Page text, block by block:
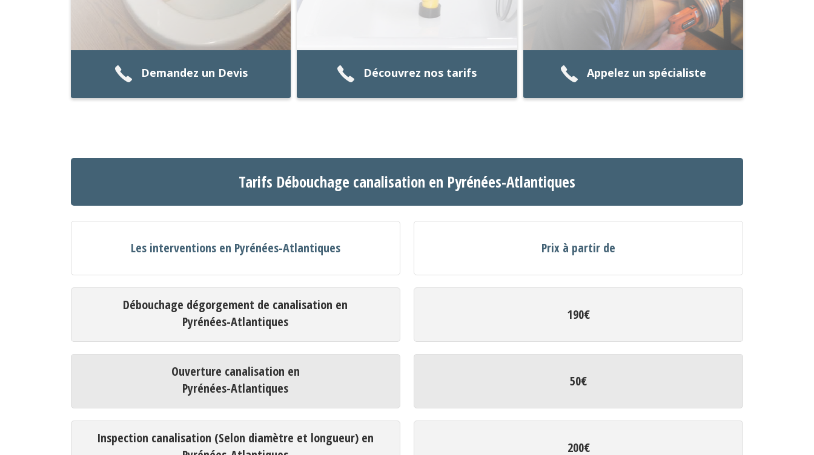
Demandez un Devis Découvrez nos tarifs Appelez un spécialiste
Tarifs Débouchage canalisation en Pyrénées-Atlantiques
Les interventions en Pyrénées-Atlantiques Prix à partir de
Débouchage dégorgement de canalisation en
Pyrénées-Atlantiques
190€
Ouverture canalisation en
Pyrénées-Atlantiques
50€
Inspection canalisation (Selon diamètre et longueur) en
200€